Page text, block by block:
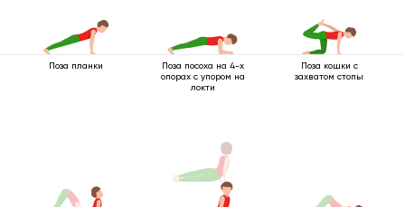
Поза планки
Поза посоха на 4-х
опорах с упором на
локти
Поза кошки с
захватом стопы